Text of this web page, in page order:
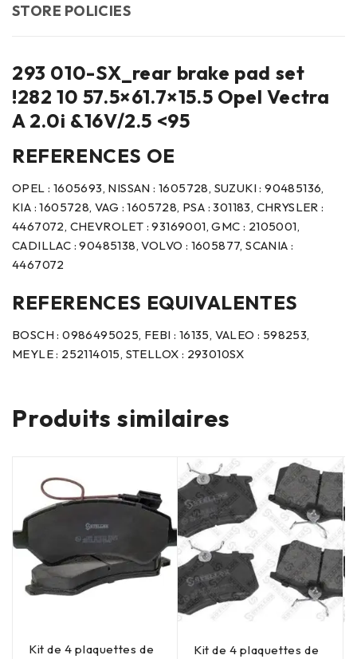
STORE POLICIES
293 010-SX_rear brake pad set
!282 10 57.5×61.7×15.5 Opel Vectra
A 2.0i &16V/2.5 <95
REFERENCES OE
OPEL : 1605693, NISSAN : 1605728, SUZUKI : 90485136,
KIA : 1605728, VAG : 1605728, PSA : 301183, CHRYSLER :
4467072, CHEVROLET : 93169001, GMC : 2105001,
CADILLAC : 90485138, VOLVO : 1605877, SCANIA :
4467072
REFERENCES EQUIVALENTES
BOSCH : 0986495025, FEBI : 16135, VALEO : 598253,
MEYLE : 252114015, STELLOX : 293010SX
Produits similaires
Kit de 4 plaquettes de
Kit de 4 plaquettes de